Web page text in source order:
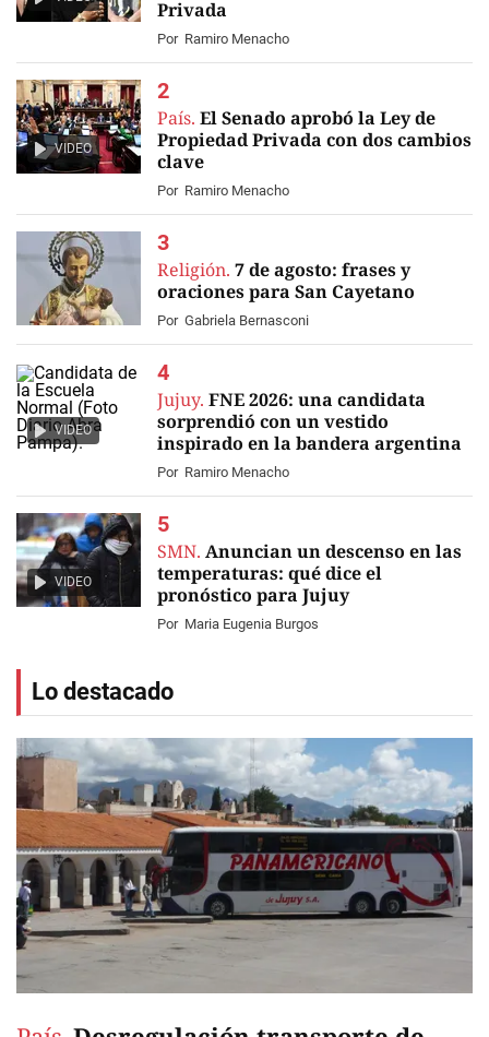
Privada
Por Ramiro Menacho
VIDEO
País. El Senado aprobó la Ley de
Propiedad Privada con dos cambios
clave
Por Ramiro Menacho
Religión. 7 de agosto: frases y
oraciones para San Cayetano
Por Gabriela Bernasconi
VIDEO
Jujuy. FNE 2026: una candidata
sorprendió con un vestido
inspirado en la bandera argentina
Por Ramiro Menacho
VIDEO
SMN. Anuncian un descenso en las
temperaturas: qué dice el
pronóstico para Jujuy
Por Maria Eugenia Burgos
Lo destacado